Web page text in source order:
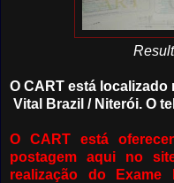
O CART está localizado
Vital Brazil / Niterói. O
O CART está
postagem aqui no
realização do Exame